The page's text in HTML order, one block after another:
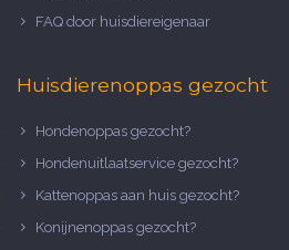
FAQ door huisdiereigenaar
Huisdierenoppas gezocht
Hondenoppas gezocht?
Hondenuitlaatservice gezocht?
Kattenoppas aan huis gezocht?
Konijnenoppas gezocht?